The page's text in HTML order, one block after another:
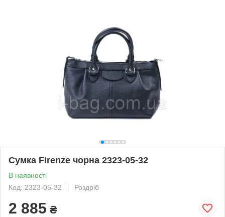
Сумка Firenze чорна 2323-05-32
В наявності
Код: 2323-05-32
Роздріб
2 885 ₴